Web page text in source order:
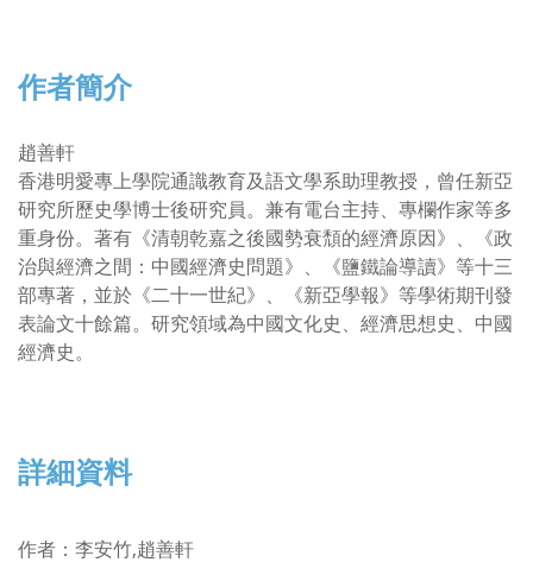
作者簡介
趙善軒
香港明愛專上學院通識教育及語文學系助理教授，曾任新亞
研究所歷史學博士後研究員。兼有電台主持、專欄作家等多
重身份。著有《清朝乾嘉之後國勢衰頹的經濟原因》、《政
治與經濟之間：中國經濟史問題》、《鹽鐵論導讀》等十三
部專著，並於《二十一世紀》、《新亞學報》等學術期刊發
表論文十餘篇。研究領域為中國文化史、經濟思想史、中國
經濟史。
詳細資料
作者：李安竹,趙善軒